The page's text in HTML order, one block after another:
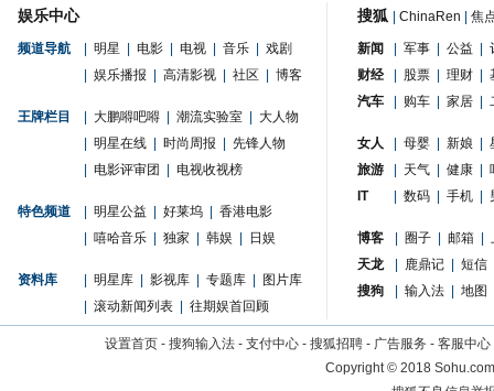
娱乐中心
频道导航 明星 电影 电视 音乐
戏剧
娱乐播报 高清影视 社区 博客
王牌栏目 大鹏嘚吧嘚 潮流实验室
大人物
明星在线 时尚周报
先锋人物
电影评审团 电视收视榜
特色频道 明星公益 好莱坞
香港电影
嘻哈音乐 独家 韩娱 日娱
资料库 明星库 影视库 专题库
图片库
滚动新闻列表 往期娱首回顾
搜狐 ChinaRen 焦
新闻 军事 公益
财经
股票 理财
汽车
购车 家居
女人 母婴 新娘
旅游
天气 健康
IT
数码 手机
博客 圈子 邮箱
天龙
鹿鼎记
短信
搜狗
输入法 地图
设置首页 - 搜狗输入法 - 支付中心 - 搜狐招聘 - 广告服务 - 客服中心
Copyright©2018